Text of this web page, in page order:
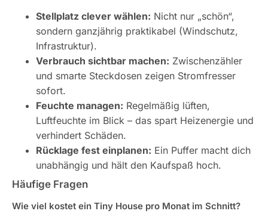
Stellplatz clever wählen: Nicht nur „schön“,
sondern ganzjährig praktikabel (Windschutz,
Infrastruktur).
Verbrauch sichtbar machen: Zwischenzähler
und smarte Steckdosen zeigen Stromfresser
sofort.
Feuchte managen: Regelmäßig lüften,
Luftfeuchte im Blick – das spart Heizenergie und
verhindert Schäden.
Rücklage fest einplanen: Ein Puffer macht dich
unabhängig und hält den Kaufspaß hoch.
Häufige Fragen
Wie viel kostet ein Tiny House pro Monat im Schnitt?